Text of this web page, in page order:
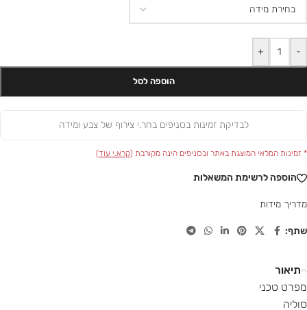
-
+
הוספה לסל
לבדיקת זמינות בסניפים בחר.י צירוף של צבע ומידה
* זמינות המלאי המוצגת באתר ובסניפים הינה מקורבת (קרא.י עוד)
הוספה לרשימת המשאלות
מדריך מידות
שתף:
תיאור
מפרט טכני
סוליה